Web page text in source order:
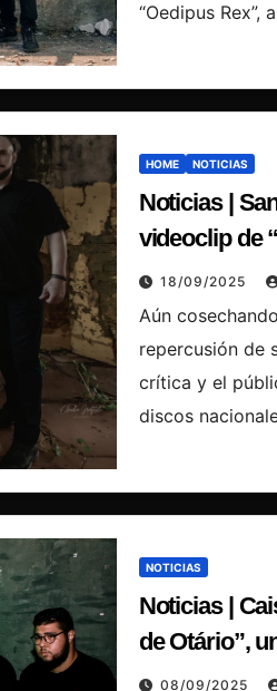
“Oedipus
HOME NOTICIAS
Noticias |
videoclip de
participación
18/09/2025
Aún
repercusión de
crítica y el
discos
NOTICIAS
Noticias |
de Otário”,
la apatía
08/09/2025